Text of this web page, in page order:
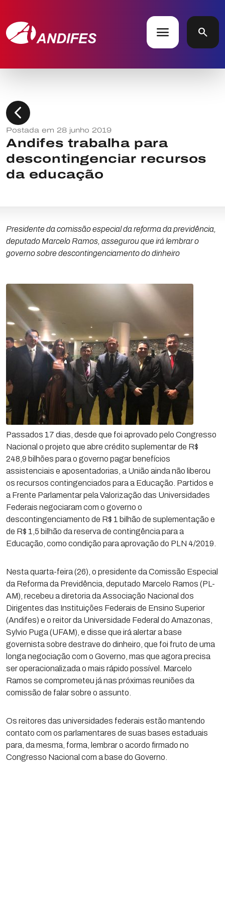
menu search
chevron_left
Postada em 28 junho 2019
Andifes trabalha para
descontingenciar recursos
da educação
Presidente da comissão especial da reforma da previdência,
deputado Marcelo Ramos, assegurou que irá lembrar o
governo sobre descontingenciamento do dinheiro
Passados 17 dias, desde que foi aprovado pelo Congresso
Nacional o projeto que abre crédito suplementar de R$
248,9 bilhões para o governo pagar benefícios
assistenciais e aposentadorias, a União ainda não liberou
os recursos contingenciados para a Educação. Partidos e
a Frente Parlamentar pela Valorização das Universidades
Federais negociaram com o governo o
descontingenciamento de R$ 1 bilhão de suplementação e
de R$ 1,5 bilhão da reserva de contingência para a
Educação, como condição para aprovação do PLN 4/2019.
Nesta quarta-feira (26), o presidente da Comissão Especial
da Reforma da Previdência, deputado Marcelo Ramos (PL-
AM), recebeu a diretoria da Associação Nacional dos
Dirigentes das Instituições Federais de Ensino Superior
(Andifes) e o reitor da Universidade Federal do Amazonas,
Sylvio Puga (UFAM), e disse que irá alertar a base
governista sobre destrave do dinheiro, que foi fruto de uma
longa negociação com o Governo, mas que agora precisa
ser operacionalizada o mais rápido possível. Marcelo
Ramos se comprometeu já nas próximas reuniões da
comissão de falar sobre o assunto.
Os reitores das universidades federais estão mantendo
contato com os parlamentares de suas bases estaduais
para, da mesma, forma, lembrar o acordo firmado no
Congresso Nacional com a base do Governo.